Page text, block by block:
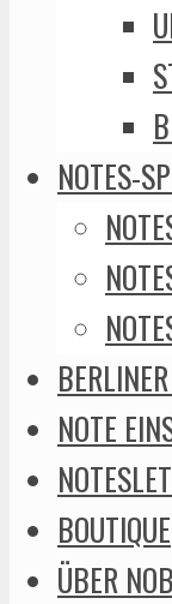
NOTES-
NOTE
BOUTIQUE
ÜBER NOB